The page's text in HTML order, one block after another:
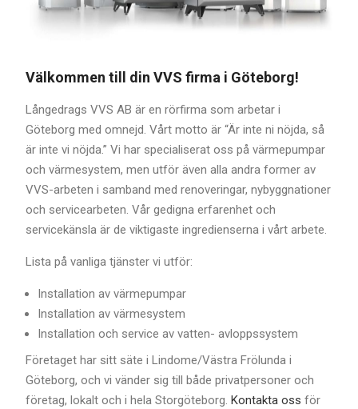
Välkommen till din VVS firma i Göteborg!
Långedrags VVS AB är en rörfirma som arbetar i
Göteborg med omnejd. Vårt motto är “Är inte ni nöjda, så
är inte vi nöjda.” Vi har specialiserat oss på värmepumpar
och värmesystem, men utför även alla andra former av
VVS-arbeten i samband med renoveringar, nybyggnationer
och servicearbeten. Vår gedigna erfarenhet och
servicekänsla är de viktigaste ingredienserna i vårt arbete.
Lista på vanliga tjänster vi utför:
Installation av värmepumpar
Installation av värmesystem
Installation och service av vatten- avloppssystem
Företaget har sitt säte i Lindome/Västra Frölunda i
Göteborg, och vi vänder sig till både privatpersoner och
företag, lokalt och i hela Storgöteborg. Kontakta oss för